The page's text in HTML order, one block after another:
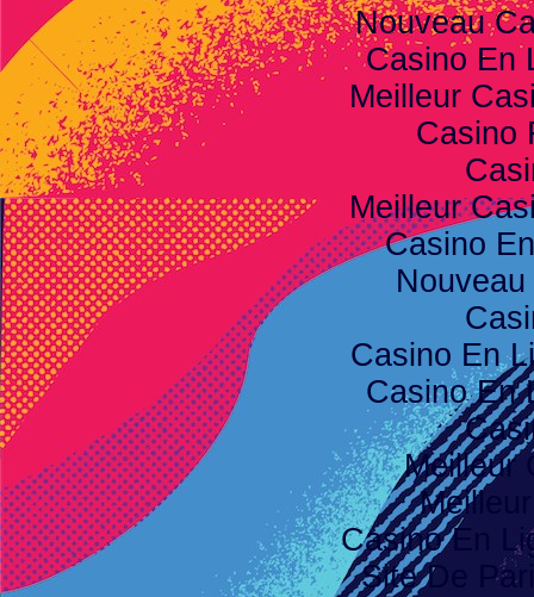
Nouveau
Casino En
Meilleur
Casino
Meilleur
Casino
Casino En
Casino En
Meilleur
Casino En
Site De